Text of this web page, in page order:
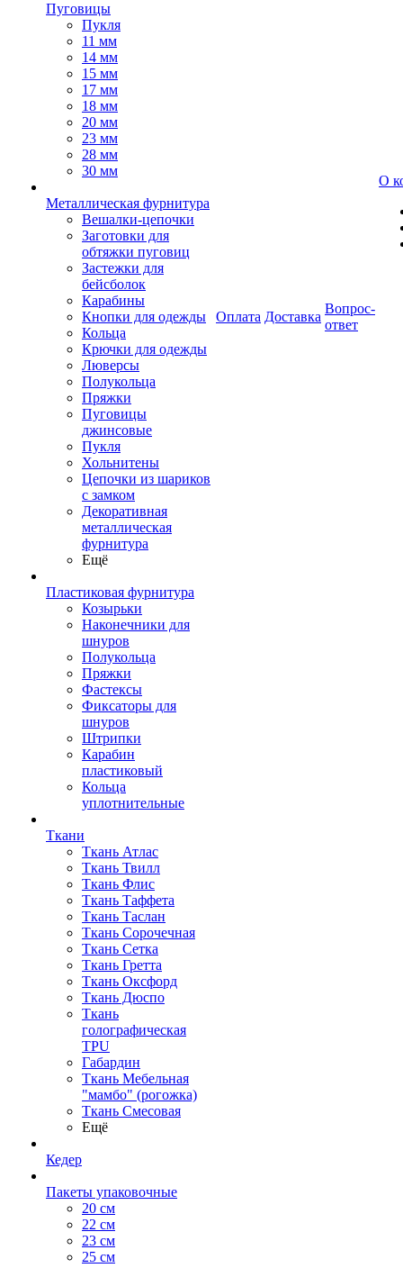
Пуговицы
Пукля
11 мм
14 мм
15 мм
17 мм
18 мм
20 мм
23 мм
28 мм
30 мм
Металлическая фурнитура
Вешалки-цепочки
Заготовки для
обтяжки пуговиц
Застежки для
бейсболок
Карабины
Кнопки для одежды
Кольца
Крючки для одежды
Люверсы
Полукольца
Пряжки
Пуговицы
джинсовые
Пукля
Хольнитены
Цепочки из шариков
с замком
Декоративная
металлическая
фурнитура
Ещё
Пластиковая фурнитура
Козырьки
Наконечники для
шнуров
Полукольца
Пряжки
Фастексы
Фиксаторы для
шнуров
Штрипки
Карабин
пластиковый
Кольца
уплотнительные
Ткани
Ткань Атлас
Ткань Твилл
Ткань Флис
Ткань Таффета
Ткань Таслан
Ткань Сорочечная
Ткань Сетка
Ткань Гретта
Ткань Оксфорд
Ткань Дюспо
Ткань
голографическая
TPU
Габардин
Ткань Мебельная
"мамбо" (рогожка)
Ткань Смесовая
Ещё
Кедер
Пакеты упаковочные
20 см
22 см
23 см
25 см
Оплата Доставка
Вопрос-
ответ
О